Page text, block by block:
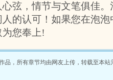
弦，情节与文笔俱佳
的认可！如果您在泡
您奉上!
品，所有章节均由网友上传，转载至本站